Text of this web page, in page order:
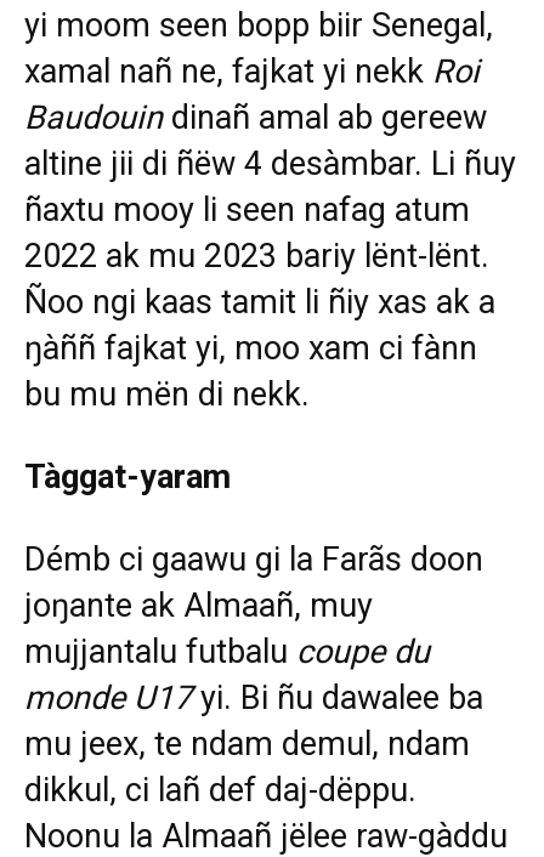
yi moom seen bopp biir Senegal,
xamal nañ ne, fajkat yi nekk Roi
Baudouindinañ amal ab gereew
altine jii di ñëw 4 desàmbar. Li ñuy
ñaxtu mooy li seen nafag atum
2022 ak mu 2023 bariy lënt-lënt.
Ñoo ngi kaas tamit li ñiy xas ak a
ŋàññ fajkat yi, moo xam ci fànn
bu mu mën di nekk.
Tàggat-yaram
Démb ci gaawu gi la Farãs doon
joŋante ak Almaañ, muy
mujjantalu futbalu coupe du
monde U17yi. Bi ñu dawalee ba
mu jeex, te ndam demul, ndam
dikkul, ci lañ def daj-dëppu.
Noonu la Almaañ jëlee raw-gàddu